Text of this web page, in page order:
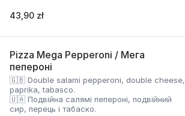
43,90 zł
Pizza Mega Pepperoni / Мега
пепероні
🇬🇧 Double salami pepperoni, double cheese,
paprika, tabasco.
🇺🇦 Подвійна салямі пепероні, подвійний
сир, перець і табаско.